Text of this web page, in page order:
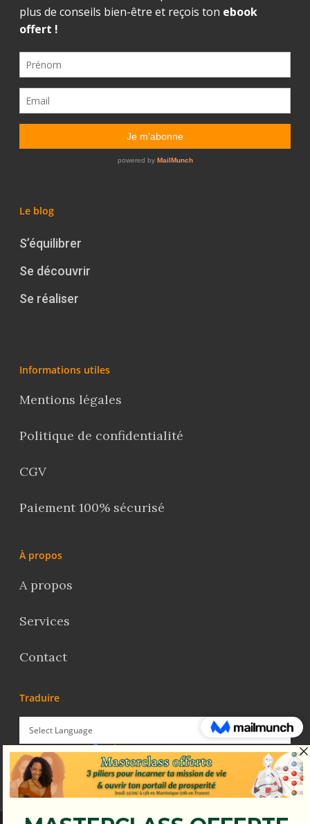
Le blog
S’équilibrer
Se découvrir
Se réaliser
Informations utiles
Mentions légales
Politique de confidentialité
CGV
Paiement 100% sécurisé
À propos
A propos
Services
Contact
Traduire
Powered by Translate